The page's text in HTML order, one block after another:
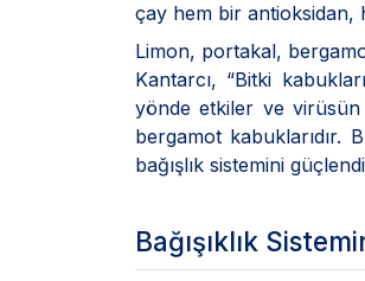
çay hem bir antioksidan,
Limon, portakal,
Kantarcı, “Bitki
yönde etkiler ve virüsün
bergamot kabuklarıdır.
bağışlık sistemini
Bağışıklık